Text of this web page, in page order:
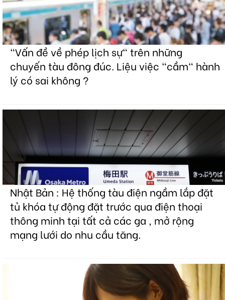
"Vấn đề về phép lịch sự" trên những
chuyến tàu đông đúc. Liệu việc "cầm" hành
lý có sai không ?
Nhật Bản : Hệ thống tàu điện ngầm lắp đặt
tủ khóa tự động đặt trước qua điện thoại
thông minh tại tất cả các ga , mở rộng
mạng lưới do nhu cầu tăng.